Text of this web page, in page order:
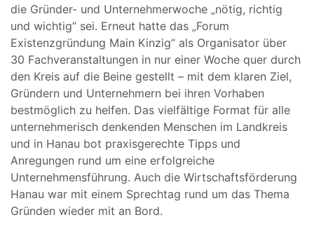
die Gründer- und Unternehmerwoche „nötig, richtig
und wichtig“ sei. Erneut hatte das „Forum
Existenzgründung Main Kinzig“ als Organisator über
30 Fachveranstaltungen in nur einer Woche quer durch
den Kreis auf die Beine gestellt – mit dem klaren Ziel,
Gründern und Unternehmern bei ihren Vorhaben
bestmöglich zu helfen. Das vielfältige Format für alle
unternehmerisch denkenden Menschen im Landkreis
und in Hanau bot praxisgerechte Tipps und
Anregungen rund um eine erfolgreiche
Unternehmensführung. Auch die Wirtschaftsförderung
Hanau war mit einem Sprechtag rund um das Thema
Gründen wieder mit an Bord.